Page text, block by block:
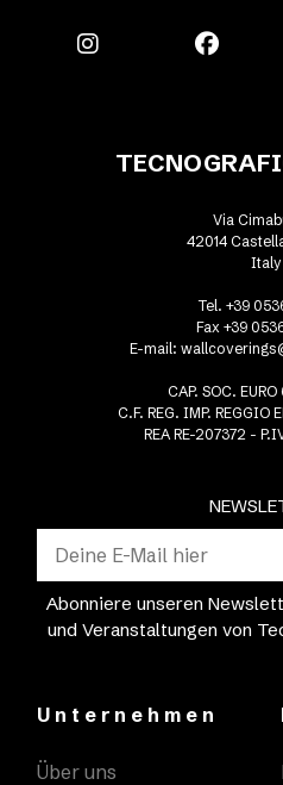
Abonniere unseren
und Veranstaltungen von
Via
42014
Italy
Tel. +39
Fax +39
E-mail:
CAP. SOC.
C.F. REG. IMP. REGGIO
REA RE-207372 -
Unternehmen
Über uns